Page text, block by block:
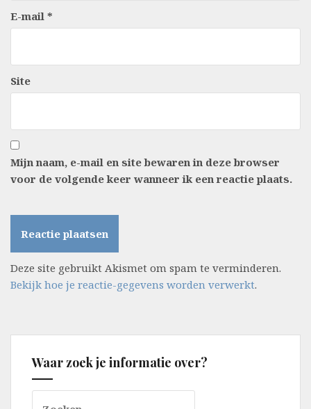
E-mail *
Site
Mijn naam, e-mail en site bewaren in deze browser
voor de volgende keer wanneer ik een reactie plaats.
Deze site gebruikt Akismet om spam te verminderen.
Bekijk hoe je reactie-gegevens worden verwerkt.
Waar zoek je informatie over?